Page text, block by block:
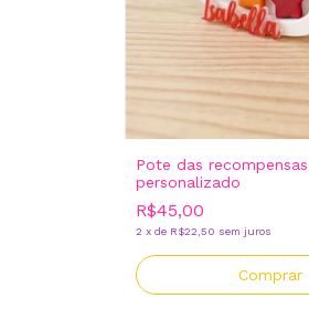
Pote das recompensas
personalizado
R$45,00
2 x de R$22,50 sem juros